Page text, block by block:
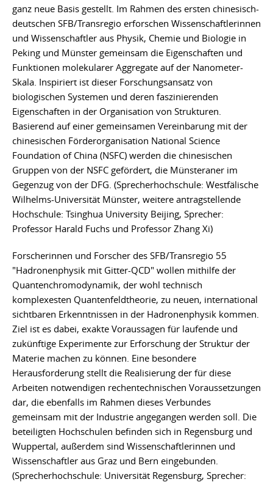
ganz neue Basis gestellt. Im Rahmen des ersten chinesisch-
deutschen SFB/Transregio erforschen Wissenschaftlerinnen
und Wissenschaftler aus Physik, Chemie und Biologie in
Peking und Münster gemeinsam die Eigenschaften und
Funktionen molekularer Aggregate auf der Nanometer-
Skala. Inspiriert ist dieser Forschungsansatz von
biologischen Systemen und deren faszinierenden
Eigenschaften in der Organisation von Strukturen.
Basierend auf einer gemeinsamen Vereinbarung mit der
chinesischen Förderorganisation National Science
Foundation of China (NSFC) werden die chinesischen
Gruppen von der NSFC gefördert, die Münsteraner im
Gegenzug von der DFG. (Sprecherhochschule: Westfälische
Wilhelms-Universität Münster, weitere antragstellende
Hochschule: Tsinghua University Beijing, Sprecher:
Professor Harald Fuchs und Professor Zhang Xi)
Forscherinnen und Forscher des SFB/Transregio 55
"Hadronenphysik mit Gitter-QCD" wollen mithilfe der
Quantenchromodynamik, der wohl technisch
komplexesten Quantenfeldtheorie, zu neuen, international
sichtbaren Erkenntnissen in der Hadronenphysik kommen.
Ziel ist es dabei, exakte Voraussagen für laufende und
zukünftige Experimente zur Erforschung der Struktur der
Materie machen zu können. Eine besondere
Herausforderung stellt die Realisierung der für diese
Arbeiten notwendigen rechentechnischen Voraussetzungen
dar, die ebenfalls im Rahmen dieses Verbundes
gemeinsam mit der Industrie angegangen werden soll. Die
beteiligten Hochschulen befinden sich in Regensburg und
Wuppertal, außerdem sind Wissenschaftlerinnen und
Wissenschaftler aus Graz und Bern eingebunden.
(Sprecherhochschule: Universität Regensburg, Sprecher: